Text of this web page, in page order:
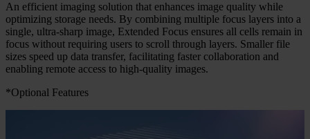
An efficient imaging solution that enhances image quality while
optimizing storage needs. By combining multiple focus layers into a
single, ultra-sharp image, Extended Focus ensures all cells remain in
focus without requiring users to scroll through layers. Smaller file
sizes speed up data transfer, facilitating faster collaboration and
enabling remote access to high-quality images.
*Optional Features